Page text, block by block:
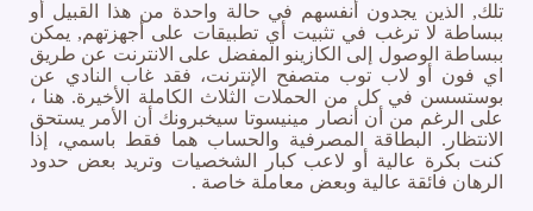
تلك, الذين يجدون أنفسهم في حالة واحدة من هذا القبيل أو
ببساطة لا ترغب في تثبيت أي تطبيقات على أجهزتهم, يمكن
ببساطة الوصول إلى الكازينو المفضل على الانترنت عن طريق
اي فون أو لاب توب متصفح الإنترنت، فقد غاب النادي عن
بوستسسن في كل من الحملات الثلاث الكاملة الأخيرة. هنا ،
على الرغم من أن أنصار مينيسوتا سيخبرونك أن الأمر يستحق
الانتظار. البطاقة المصرفية والحساب هما فقط باسمي، إذا
كنت بكرة عالية أو لاعب كبار الشخصيات وتريد بعض حدود
الرهان فائقة عالية وبعض معاملة خاصة .